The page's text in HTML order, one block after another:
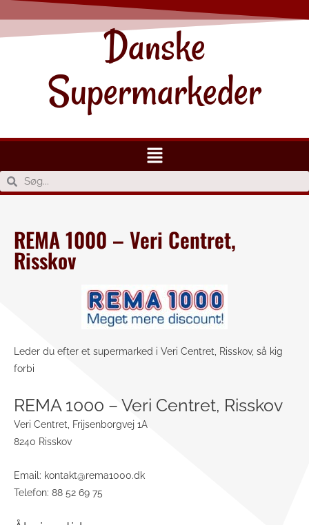
Danske
Supermarkeder
REMA 1000 – Veri Centret,
Risskov
Leder du efter et supermarked i Veri Centret, Risskov, så kig
forbi
REMA 1000 – Veri Centret, Risskov
Veri Centret, Frijsenborgvej 1A
8240 Risskov
Email: kontakt@rema1000.dk
Telefon: 88 52 69 75